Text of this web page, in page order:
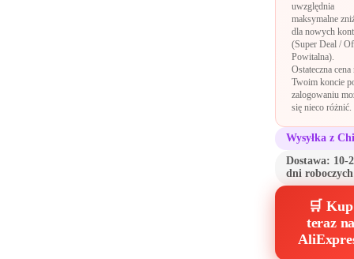
uwzględnia
maksymalne
dla nowych kont
(Super Deal /
Powitalna).
Ostateczna cena
Twoim koncie
zalogowaniu
się nieco różnić.
Wysyłka z
Dostawa: 10-
dni roboczych
🛒 Kup
teraz